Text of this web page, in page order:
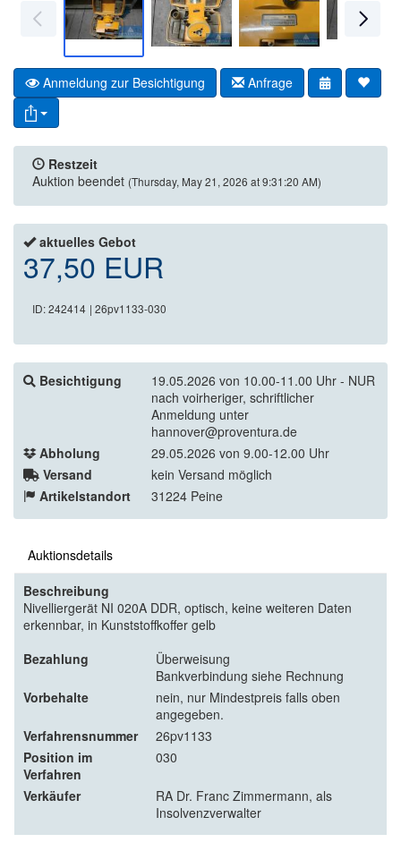
Anmeldung zur Besichtigung Anfrage
Restzeit
Auktion beendet (Thursday, May 21, 2026 at 9:31:20 AM)
aktuelles Gebot
37,50 EUR
ID: 242414 | 26pv1133-030
Besichtigung
19.05.2026 von 10.00-11.00 Uhr - NUR
nach voirheriger, schriftlicher
Anmeldung unter
hannover@proventura.de
Abholung
29.05.2026 von 9.00-12.00 Uhr
Versand
kein Versand möglich
Artikelstandort
31224 Peine
Auktionsdetails
Beschreibung
Nivelliergerät NI 020A DDR, optisch, keine weiteren Daten
erkennbar, in Kunststoffkoffer gelb
Bezahlung
Überweisung
Bankverbindung siehe Rechnung
Vorbehalte
nein, nur Mindestpreis falls oben
angegeben.
Verfahrensnummer
26pv1133
Position im
Verfahren
030
Verkäufer
RA Dr. Franc Zimmermann, als
Insolvenzverwalter